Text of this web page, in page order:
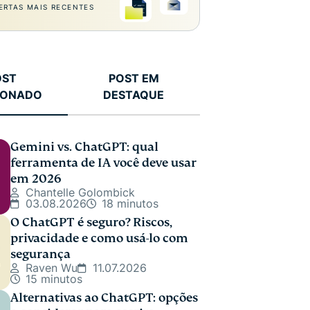
MAIS RECENTES
POST EM
DESTAQUE
Gemini vs. ChatGPT: qual
ferramenta de IA você deve usar
em 2026
Chantelle Golombick
03.08.2026
18 minutos
O ChatGPT é seguro? Riscos,
privacidade e como usá-lo com
segurança
Raven Wu
11.07.2026
15 minutos
Alternativas ao ChatGPT: opções